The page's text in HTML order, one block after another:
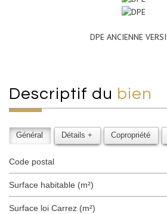
DPE ANCIENNE
descriptif du bien
Général Détails + Copropriété
Code postal
Surface habitable (m²)
Surface loi Carrez (m²)